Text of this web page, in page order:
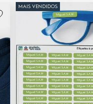
MAIS VENDIDOS